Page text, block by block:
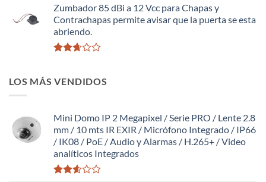
con
2.50
de 5
Zumbador 85 dBi a 12 Vcc para Chapas y
Contrachapas permite avisar que la puerta se esta
abriendo.
2.64
LOS MÁS VENDIDOS
Mini Domo IP 2 Megapixel / Serie PRO / Lente 2.8
mm / 10 mts IR EXIR / Micrófono Integrado / IP66
/ IK08 / PoE / Audio y Alarmas / H.265+ / Video
analíticos Integrados